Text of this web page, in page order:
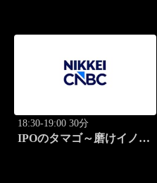
18:30-19:00 30分
IPOのタマゴ～磨けイノベ